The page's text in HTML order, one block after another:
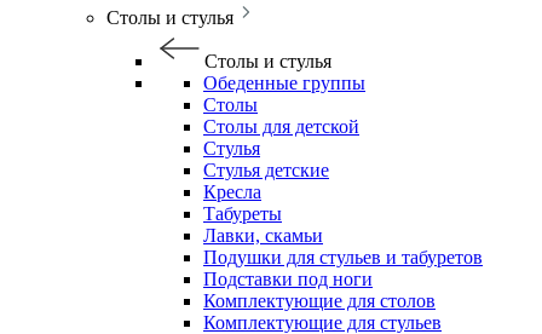
Столы и стулья
Столы и стулья
Обеденные группы
Столы
Столы для детской
Стулья
Стулья детские
Кресла
Табуреты
Лавки, скамьи
Подушки для стульев и табуретов
Подставки под ноги
Комплектующие для столов
Комплектующие для стульев